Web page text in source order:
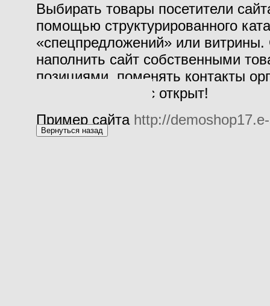
Выбирать товары посетители
помощью структурированного
«спецпредложений» или витрины.
наполнить сайт собственными
позициями, поменять контакты
ваш online бизнес открыт!
Пример сайта http://